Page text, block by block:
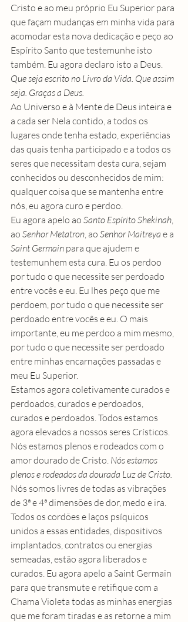
Cristo e ao meu próprio Eu Superior para
que façam mudanças em minha vida para
acomodar esta nova dedicação e peço ao
Espírito Santo que testemunhe isto
também. Eu agora declaro isto a Deus.
Que seja escrito no Livro da Vida. Que assim
seja. Graças a Deus.
Ao Universo e à Mente de Deus inteira e
a cada ser Nela contido, a todos os
lugares onde tenha estado, experiências
das quais tenha participado e a todos os
seres que necessitam desta cura, sejam
conhecidos ou desconhecidos de mim:
qualquer coisa que se mantenha entre
nós, eu agora curo e perdoo.
Eu agora apelo ao Santo Espírito Shekinah
ao Senhor Metatron , ao Senhor Maitreya e a
Saint Germain para que ajudem e
testemunhem esta cura. Eu os perdoo
por tudo o que necessite ser perdoado
entre vocês e eu. Eu lhes peço que me
perdoem, por tudo o que necessite ser
perdoado entre vocês e eu. O mais
importante, eu me perdoo a mim mesmo,
por tudo o que necessite ser perdoado
entre minhas encarnações passadas e
meu Eu Superior.
Estamos agora coletivamente curados e
perdoados, curados e perdoados,
curados e perdoados. Todos estamos
agora elevados a nossos seres Crísticos.
Nós estamos plenos e rodeados com o
amor dourado de Cristo. Nós estamos
plenos e rodeados da dourada Luz de Cristo.
Nós somos livres de todas as vibrações
de 3ª e 4ª dimensões de dor, medo e ira.
Todos os cordões e laços psíquicos
unidos a essas entidades, dispositivos
implantados, contratos ou energias
semeadas, estão agora liberados e
curados. Eu agora apelo a Saint Germain
para que transmute e retifique com a
Chama Violeta todas as minhas energias
que me foram tiradas e as retorne a mim